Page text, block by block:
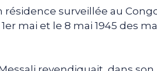
résidence surveillée au
mai et le 8 mai 1945 des